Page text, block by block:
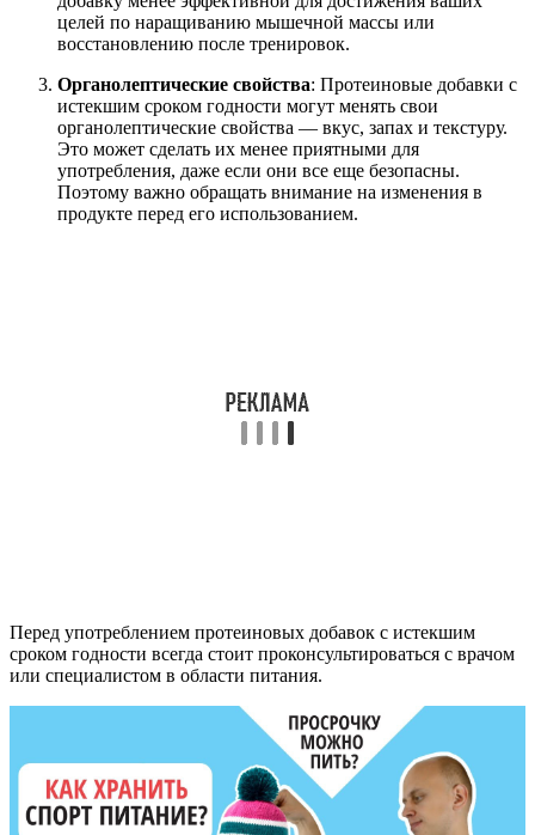
целей по наращиванию мышечной массы или
восстановлению после тренировок.
Органолептические свойства: Протеиновые добавки с
истекшим сроком годности могут менять свои
органолептические свойства — вкус, запах и текстуру.
Это может сделать их менее приятными для
употребления, даже если они все еще безопасны.
Поэтому важно обращать внимание на изменения в
продукте перед его использованием.
Перед употреблением протеиновых добавок с истекшим
сроком годности всегда стоит проконсультироваться с врачом
или специалистом в области питания.